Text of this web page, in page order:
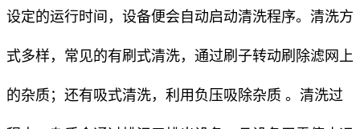
设定的运行时间，设备便会自动启动清洗程序。清洗方
式多样，常见的有刷式清洗，通过刷子转动刷除滤网上
的杂质；还有吸式清洗，利用负压吸除杂质 。清洗过